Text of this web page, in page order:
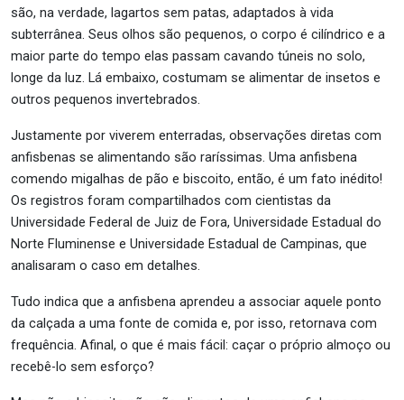
são, na verdade, lagartos sem patas, adaptados à vida
subterrânea. Seus olhos são pequenos, o corpo é cilíndrico e a
maior parte do tempo elas passam cavando túneis no solo,
longe da luz. Lá embaixo, costumam se alimentar de insetos e
outros pequenos invertebrados.
Justamente por viverem enterradas, observações diretas com
anfisbenas se alimentando são raríssimas. Uma anfisbena
comendo migalhas de pão e biscoito, então, é um fato inédito!
Os registros foram compartilhados com cientistas da
Universidade Federal de Juiz de Fora, Universidade Estadual do
Norte Fluminense e Universidade Estadual de Campinas, que
analisaram o caso em detalhes.
Tudo indica que a anfisbena aprendeu a associar aquele ponto
da calçada a uma fonte de comida e, por isso, retornava com
frequência. Afinal, o que é mais fácil: caçar o próprio almoço ou
recebê-lo sem esforço?